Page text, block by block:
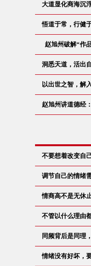
大道显化商海沉
悟道于常，行健
赵旭州破解“作
洞悉天道，活
以出世之智，
赵旭州讲道德经
不要想着改变自
调节自己的情绪
情商高不是无休
不管以什么理由
同频背后是同理
情绪没有好坏，